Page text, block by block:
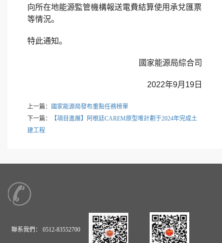
向所在地能源監管機構報送電費結算使用承兌匯票
等情況。
特此通知。
國家能源局綜合司
2022年9月19日
上一篇： 國家能源局發布重點任務榜單
下一篇：
【項目進展】阿根廷CAREM原型堆計劃于2024年完成土
建工程
聯系我們： 0512-83552700